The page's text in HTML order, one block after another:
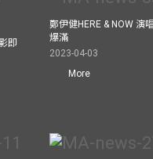
即
鄭伊健HERE & NOW 演
爆滿
2023-04-03
More